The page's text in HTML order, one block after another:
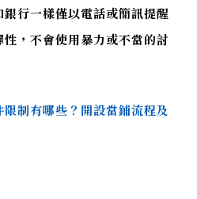
銀行一樣僅以電話或簡訊提醒
，不會使用暴力或不當的討
限制有哪些？開設當鋪流程及